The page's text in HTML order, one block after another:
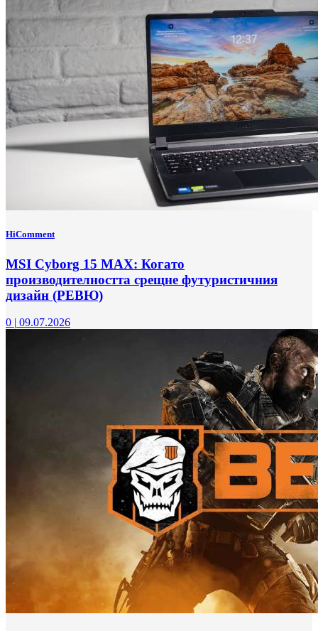
HiComment
MSI Cyborg 15 MAX: Когато
производителността срещне футуристичния
дизайн (РЕВЮ)
0 | 09.07.2026